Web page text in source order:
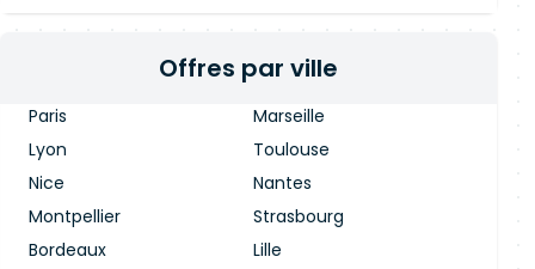
Offres par ville
Paris
Marseille
Lyon
Toulouse
Nice
Nantes
Montpellier
Strasbourg
Bordeaux
Lille